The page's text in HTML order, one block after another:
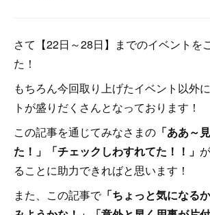
さて【22日～28日】までのイベントを
た！
もちろん今回取り上げたイベント以外
トが盛りだくさんとなっております！
この記事を通じてみなさまの 「ああ～
た！」「チェックしわすれてた！！」
ることに助力できればと思います！
また、この記事で「ちょっと気になる